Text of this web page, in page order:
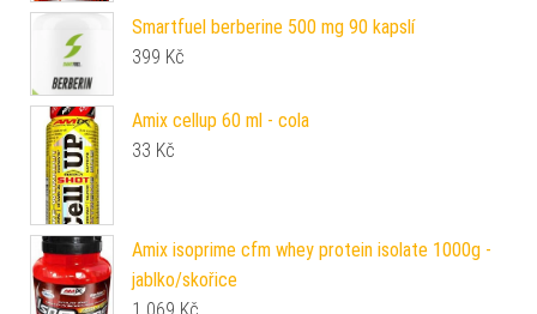
Smartfuel berberine 500 mg 90 kapslí
399 Kč
Amix cellup 60 ml - cola
33 Kč
Amix isoprime cfm whey protein isolate 1000g -
jablko/skořice